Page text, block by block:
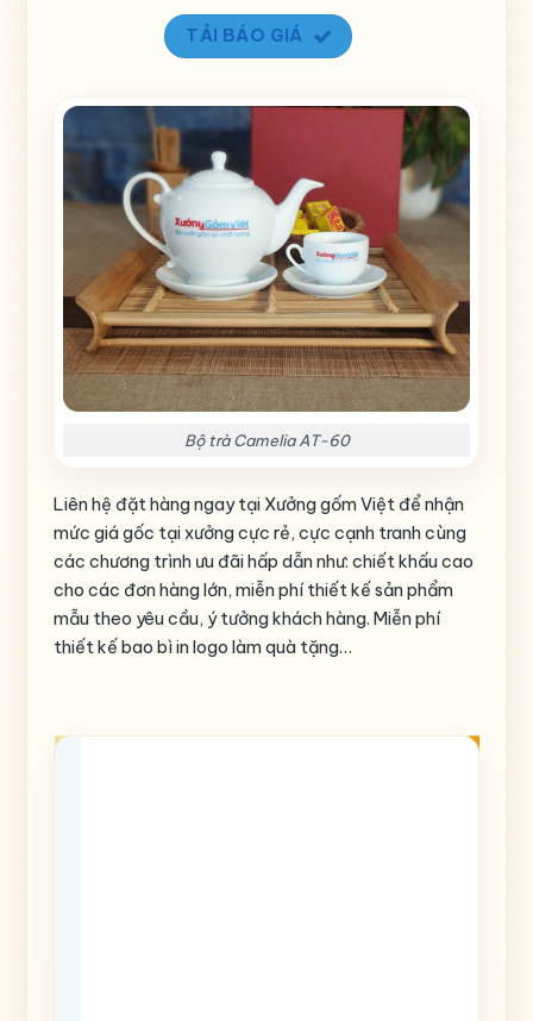
TẢI BÁO GIÁ
Bộ trà Camelia AT-60
Liên hệ đặt hàng ngay tại Xưởng gốm Việt để nhận
mức giá gốc tại xưởng cực rẻ, cực cạnh tranh cùng
các chương trình ưu đãi hấp dẫn như: chiết khấu cao
cho các đơn hàng lớn, miễn phí thiết kế sản phẩm
mẫu theo yêu cầu, ý tưởng khách hàng. Miễn phí
thiết kế bao bì in logo làm quà tặng…